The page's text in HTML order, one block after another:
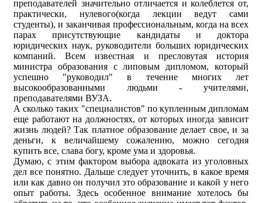
преподавателей значительно отличается и колеблется от,
практически, нулевого(когда лекции ведут сами
студенты), и заканчивая профессиональным, когда на всех
парах присутствующие кандидаты и доктора
юридических наук, руководители больших юридических
компаний. Всем известная и пресловутая история
министра образования с липовым дипломом, который
успешно "руководил" в течение многих лет
высокообразованными людьми - учителями,
преподавателями ВУЗА.
А сколько таких "специалистов" по купленным дипломам
еще работают на должностях, от которых иногда зависит
жизнь людей? Так платное образование делает свое, и за
деньги, к величайшему сожалению, можно сегодня
купить все, слава богу, кроме ума и здоровья.
Думаю, с этим фактором выбора адвоката из уголовных
дел все понятно. Дальше следует уточнить, в какое время
или как давно он получил это образование и какой у него
опыт работы. Здесь особенное внимание хотелось бы